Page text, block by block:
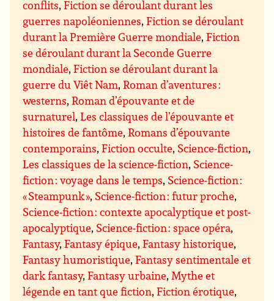
conflits,Fiction se déroulant durant les
guerres napoléoniennes,Fiction se déroulant
durant la Première Guerre mondiale,Fiction
se déroulant durant la Seconde Guerre
mondiale,Fiction se déroulant durant la
guerre du Viêt Nam,Roman d’aventures :
westerns,Roman d’épouvante et de
surnaturel,Les classiques de l’épouvante et
histoires de fantôme,Romans d’épouvante
contemporains,Fiction occulte, Science-fiction,
Les classiques de la science-fiction, Science-
fiction : voyage dans le temps, Science-fiction :
« Steampunk », Science-fiction : futur proche,
Science-fiction : contexte apocalyptique et post-
apocalyptique, Science-fiction : space opéra,
Fantasy,Fantasy épique,Fantasy historique,
Fantasy humoristique,Fantasy sentimentale et
dark fantasy,Fantasy urbaine,Mythe et
légende en tant que fiction,Fiction érotique,